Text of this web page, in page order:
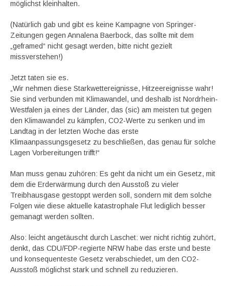
möglichst kleinhalten.
(Natürlich gab und gibt es keine Kampagne von Springer-
Zeitungen gegen Annalena Baerbock, das sollte mit dem
„geframed“ nicht gesagt werden, bitte nicht gezielt
missverstehen!)
Jetzt taten sie es.
„Wir nehmen diese Starkwettereignisse, Hitzeereignisse wahr!
Sie sind verbunden mit Klimawandel, und deshalb ist Nordrhein-
Westfalen ja eines der Länder, das (sic) am meisten tut gegen
den Klimawandel zu kämpfen, CO2-Werte zu senken und im
Landtag in der letzten Woche das erste
Klimaanpassungsgesetz zu beschließen, das genau für solche
Lagen Vorbereitungen trifft!“
Man muss genau zuhören: Es geht da nicht um ein Gesetz, mit
dem die Erderwärmung durch den Ausstoß zu vieler
Treibhausgase gestoppt werden soll, sondern mit dem solche
Folgen wie diese aktuelle katastrophale Flut lediglich besser
gemanagt werden sollten.
Also: leicht angetäuscht durch Laschet: wer nicht richtig zuhört,
denkt, das CDU/FDP-regierte NRW habe das erste und beste
und konsequenteste Gesetz verabschiedet, um den CO2-
Ausstoß möglichst stark und schnell zu reduzieren.